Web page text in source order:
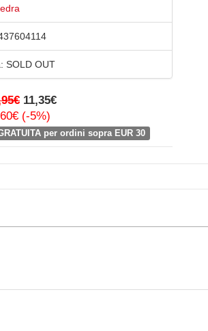
SOLD OUT
11,35€
(-5%)
per ordini sopra EUR 30